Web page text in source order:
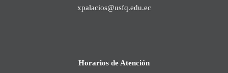
xpalacios@usfq.edu.ec
Horarios de Atención